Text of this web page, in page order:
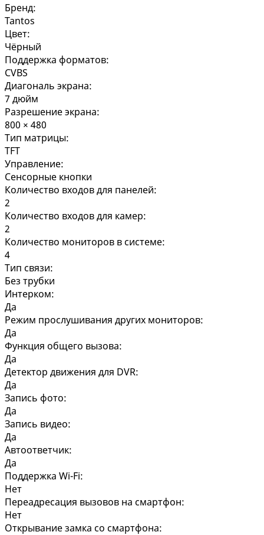
Бренд:
Tantos
Цвет:
Чёрный
Поддержка форматов:
CVBS
Диагональ экрана:
7 дюйм
Разрешение экрана:
800 × 480
Тип матрицы:
TFT
Управление:
Сенсорные кнопки
Количество входов для панелей:
2
Количество входов для камер:
2
Количество мониторов в системе:
4
Тип связи:
Без трубки
Интерком:
Да
Режим прослушивания других мониторов:
Да
Функция общего вызова:
Да
Детектор движения для DVR:
Да
Запись фото:
Да
Запись видео:
Да
Автоответчик:
Да
Поддержка Wi-Fi:
Нет
Переадресация вызовов на смартфон:
Нет
Открывание замка со смартфона: